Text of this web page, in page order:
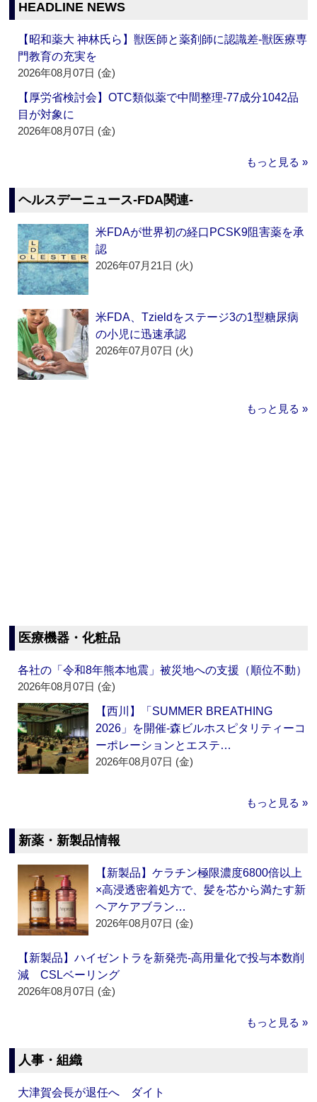
HEADLINE NEWS
【昭和薬大 神林氏ら】獣医師と薬剤師に認識差‐獣医療専
門教育の充実を
2026年08月07日 (金)
【厚労省検討会】OTC類似薬で中間整理‐77成分1042品
目が対象に
2026年08月07日 (金)
もっと見る »
ヘルスデーニュース‐FDA関連‐
米FDAが世界初の経口PCSK9阻害薬を承
認
2026年07月21日 (火)
米FDA、Tzieldをステージ3の1型糖尿病
の小児に迅速承認
2026年07月07日 (火)
もっと見る »
医療機器・化粧品
各社の「令和8年熊本地震」被災地への支援（順位不動）
2026年08月07日 (金)
【西川】「SUMMER BREATHING
2026」を開催‐森ビルホスピタリティーコ
ーポレーションとエステ…
2026年08月07日 (金)
もっと見る »
新薬・新製品情報
【新製品】ケラチン極限濃度6800倍以上
×高浸透密着処方で、髪を芯から満たす新
ヘアケアブラン…
2026年08月07日 (金)
【新製品】ハイゼントラを新発売‐高用量化で投与本数削
減 CSLベーリング
2026年08月07日 (金)
もっと見る »
人事・組織
大津賀会長が退任へ ダイト